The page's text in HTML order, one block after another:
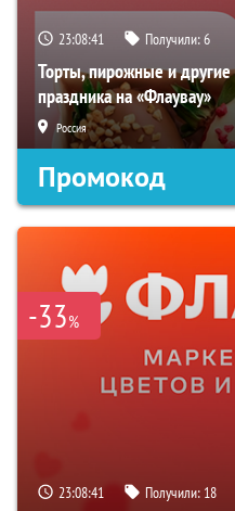
23:08:40 Получили:6
Торты, пирожные и другие
праздника на «Флаувау»
Россия
Промокод
-33%
23:08:40 Получили: 18